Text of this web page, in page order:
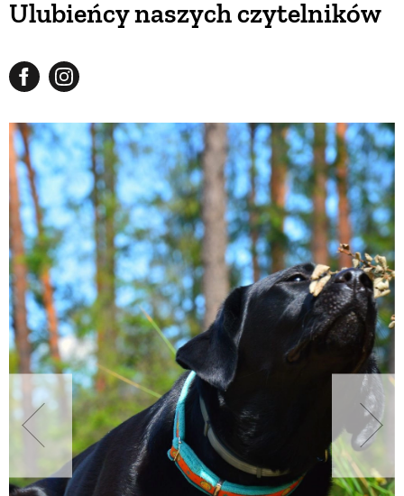
Ulubieńcy naszych czytelników
WARZYWA I OWOCE
ROŚLINY OGRODOWE
PORADY
ZIELEŃ W DOMU
PROJEKTOWANIE OGRODU
NATURALNIE